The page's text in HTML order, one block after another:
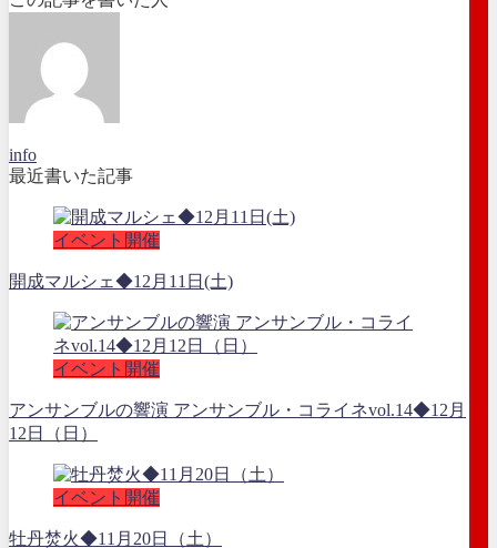
info
最近書いた記事
イベント開催
開成マルシェ◆12月11日(土)
イベント開催
アンサンブルの響演 アンサンブル・コライネvol.14◆12月
12日（日）
イベント開催
牡丹焚火◆11月20日（土）